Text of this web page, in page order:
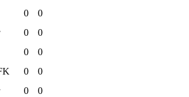
0
0
0
0
0
0
0
0
0
0